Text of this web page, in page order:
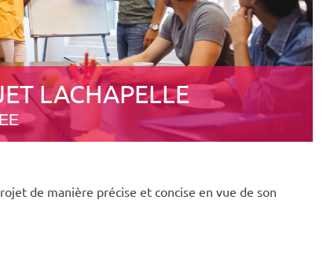
LACHAPELLE
de manière précise et concise en vue de son